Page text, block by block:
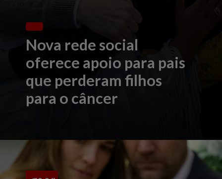
Nova rede social
oferece apoio para pais
que perderam filhos
para o câncer